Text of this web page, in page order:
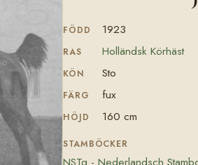
FÖDD 1923
RAS Holländsk Körhäst
KÖN Sto
FÄRG fux
HÖJD 160 cm
STAMBÖCKER